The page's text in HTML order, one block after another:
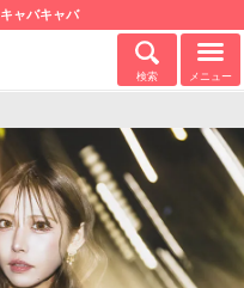
キャバキャバ
検索 メニュー